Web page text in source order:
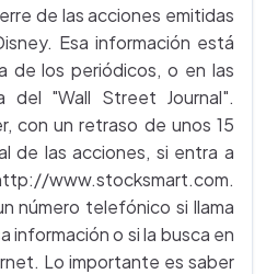
de las acciones emitidas
Esa información está
de los periódicos, o en las
del "Wall Street Journal".
con un retraso de unos 15
de las acciones, si entra a
www.stocksmart.com.
número telefónico si llama
información o si la busca en
Lo importante es saber